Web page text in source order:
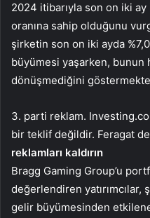
2024 itibarıyla son on iki
oranına sahip olduğunu
şirketin son on iki ayda
büyümesi yaşarken, bunun
dönüşmediğini
3. parti reklam.
bir teklif değildir. Feragat
reklamları kaldırın
Bragg Gaming Group’u
değerlendiren
gelir büyümesinden